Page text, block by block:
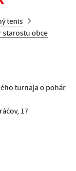
tenis
starostu obce
turnaja o pohár
17